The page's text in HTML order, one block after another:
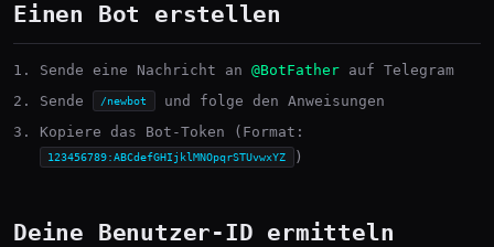
Einen Bot erstellen
Sende eine Nachricht an @BotFather auf Telegram
Sende
/newbot
und folge den Anweisungen
Kopiere das Bot-Token (Format:
123456789:ABCdefGHIjklMNOpqrSTUvwxYZ )
Deine Benutzer-ID ermitteln